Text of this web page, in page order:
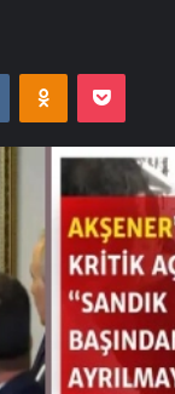
VKontakteOdnoklassniki
Pocket